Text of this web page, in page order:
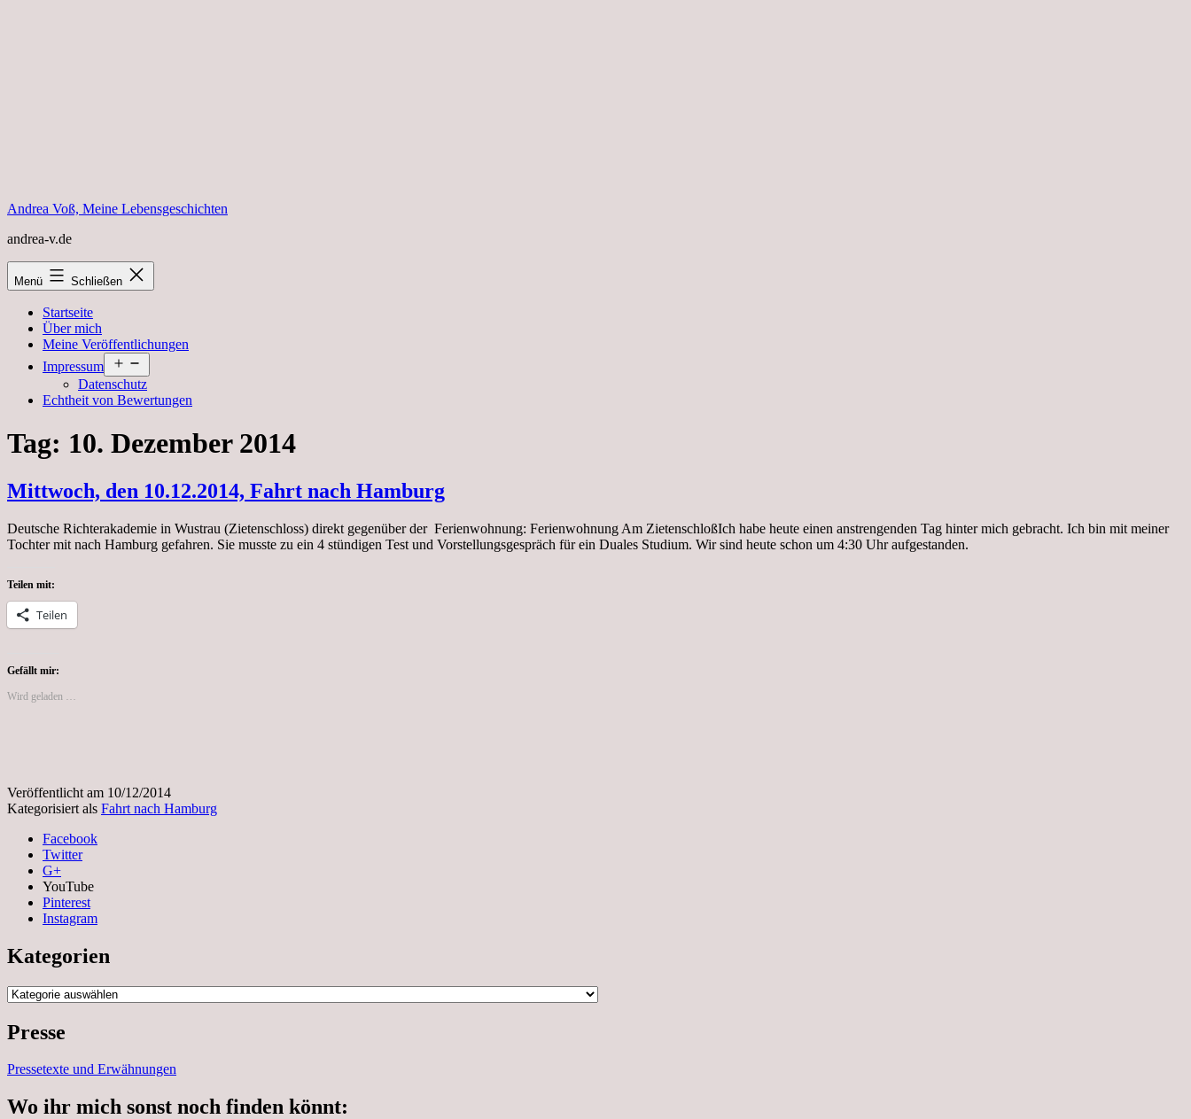
Andrea Voß, Meine Lebensgeschichten
andrea-v.de
Menü Schließen
Startseite
Über mich
Meine Veröffentlichungen
Impressum
öffnen
Datenschutz
Echtheit von Bewertungen
Tag: 10. Dezember 2014
Mittwoch, den 10.12.2014, Fahrt nach Hamburg
Deutsche Richterakademie in Wustrau (Zietenschloss) direkt gegenüber der Ferienwohnung: Ferienwohnung Am ZietenschloßIch habe heute einen anstrengenden Tag hinter mich gebracht. Ich bin mit meiner
Tochter mit nach Hamburg gefahren. Sie musste zu ein 4 stündigen Test und Vorstellungsgespräch für ein Duales Studium. Wir sind heute schon um 4:30 Uhr aufgestanden.
Teilen mit:
Teilen
Gefällt mir:
Wird geladen …
Veröffentlicht am 10/12/2014
Kategorisiert als Fahrt nach Hamburg
Facebook
Twitter
G+
YouTube
Pinterest
Instagram
Kategorien
Kategorien
Presse
Pressetexte und Erwähnungen
Wo ihr mich sonst noch finden könnt: